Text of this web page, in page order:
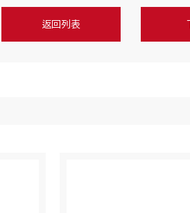
返回列表